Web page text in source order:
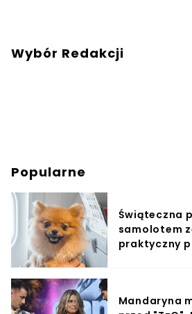
Wybór Redakcji
Popularne
Świąteczna
samolotem
praktyczny
Mandaryna